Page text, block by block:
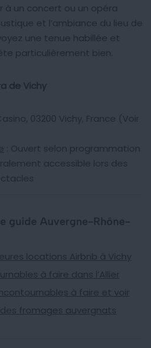
à un concert ou un opéra
et l’ambiance du lieu de
une tenue habillée et
particulièrement bien.
de Vichy
03200 Vichy, France (Voir
: Ouvert selon programmation
accessible lors des
guide Auvergne-Rhône-
locations Airbnb à Vichy
à faire dans l’Allier
à faire et voir
fromages auvergnats